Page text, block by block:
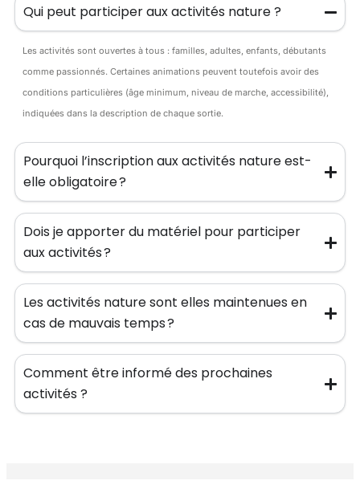
Qui peut participer aux activités nature ?
Les activités sont ouvertes à tous : familles, adultes, enfants, débutants
comme passionnés. Certaines animations peuvent toutefois avoir des
conditions particulières (âge minimum, niveau de marche, accessibilité),
indiquées dans la description de chaque sortie.
Pourquoi l’inscription aux activités nature est-
elle obligatoire ?
Dois je apporter du matériel pour participer
aux activités ?
Les activités nature sont elles maintenues en
cas de mauvais temps ?
Comment être informé des prochaines
activités ?